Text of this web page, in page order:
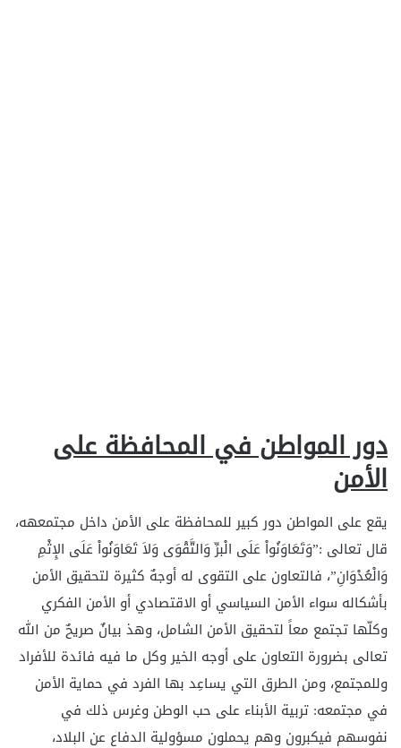
دور المواطن في المحافظة على
الأمن
يقع على المواطن دور كبير للمحافظة على الأمن داخل مجتمعهه،
قال تعالى :”وَتَعَاوَنُواْ عَلَى الْبرِّ وَالتَّقْوَى وَلاَ تَعَاوَنُواْ عَلَى الإِثْمِ
وَالْعُدْوَانِ”، فالتعاون على التقوى له أوجهٌ كثيرة لتحقيق الأمن
بأشكاله سواء الأمن السياسي أو الاقتصادي أو الأمن الفكري
وكلّها تجتمع معاً لتحقيق الأمن الشامل، وهذ بيانٌ صريحٌ من الله
تعالى بضرورة التعاون على أوجه الخير وكل ما فيه فائدة للأفراد
وللمجتمع، ومن الطرق التي يساعِد بها الفرد في حماية الأمن
في مجتمعه: تربية الأبناء على حب الوطن وغرس ذلك في
نفوسهم فيكبرون وهم يحملون مسؤولية الدفاع عن البلاد،